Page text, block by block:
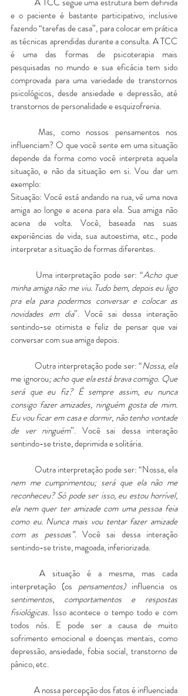
e o paciente é bastante participativo, inclusive
fazendo “tarefas de casa”, para colocar em prática
as técnicas aprendidas durante a consulta. A TCC
é uma das formas de psicoterapia mais
pesquisadas no mundo e sua eficácia tem sido
comprovada para uma variedade de transtornos
psicológicos, desde ansiedade e depressão, até
transtornos de personalidade e esquizofrenia.
	Mas, como nossos pensamentos nos
influenciam? O que você sente em uma situação
depende da forma como você interpreta aquela
situação, e não da situação em si. Vou dar um
exemplo:
Situação: Você está andando na rua, vê uma nova
amiga ao longe e acena para ela. Sua amiga não
acena de volta. Você, baseada nas suas
experiências de vida, sua autoestima, etc., pode
interpretar a situação de formas diferentes.
	Uma interpretação pode ser: “
Acho que
minha amiga não me viu. Tudo bem, depois eu ligo
pra ela para podermos conversar e colocar as
novidades em dia”. Você sai dessa interação
sentindo-se otimista e feliz de pensar que vai
conversar com sua amiga depois.
	Outra interpretação pode ser: “
Nossa, ela
me ignorou; acho que ela está brava comigo. Que
será que eu fiz? É sempre assim, eu nunca
consigo fazer amizades, ninguém gosta de mim.
Eu vou ficar em casa e dormir, não tenho vontade
de ver ninguém”. Você sai dessa interação
sentindo-se triste, deprimida e solitária.
nem me cumprimentou; será que ela não me
reconheceu? Só pode ser isso, eu estou horrível,
ela nem quer ter amizade com uma pessoa feia
como eu. Nunca mais vou tentar fazer amizade
com as pessoas”. Você sai dessa interação
sentindo-se triste, magoada, inferiorizada.
interpretação (os pensamentos)
sentimentos, comportamentos e respostas
fisiológicas. Isso acontece o tempo todo e com
todos nós. E pode ser a causa de muito
sofrimento emocional e doenças mentais, como
depressão, ansiedade, fobia social, transtorno de
pânico, etc.